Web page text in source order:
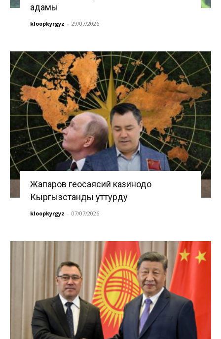
адамы
kloopkyrgyz - 29/07/2026
Жапаров геосаясий казинодо
Кыргызстанды уттурду
kloopkyrgyz - 07/07/2026